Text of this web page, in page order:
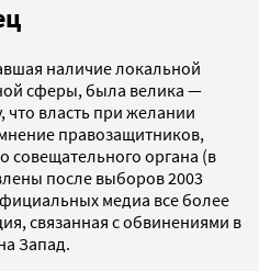
наличие локальной
сферы, была велика —
власть при желании
правозащитников,
совещательного органа (в
после выборов 2003
медиа все более
связанная с обвинениями в
Запад.